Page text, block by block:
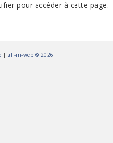
pour accéder à cette page.
|all-in-web © 2026